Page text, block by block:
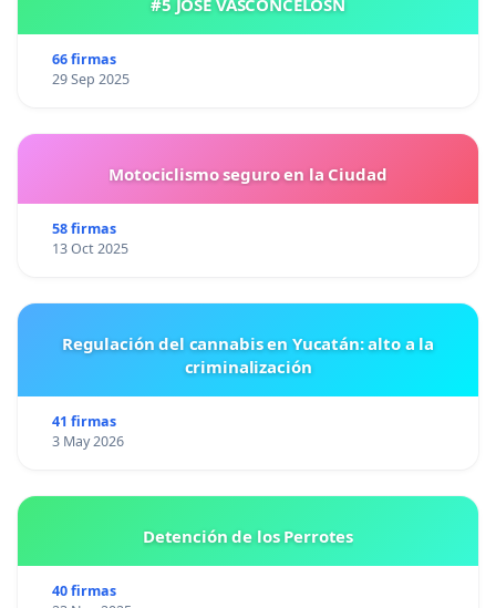
#5 JOSE VASCONCELOSN
66 firmas
29 Sep 2025
Motociclismo seguro en la Ciudad
58 firmas
13 Oct 2025
Regulación del cannabis en Yucatán: alto a la
criminalización
41 firmas
3 May 2026
Detención de los Perrotes
40 firmas